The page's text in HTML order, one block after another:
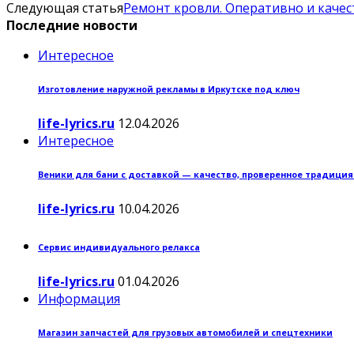
Следующая статьяРемонт кровли. Оперативно и
Последние новости
Интересное
Изготовление наружной рекламы в Иркутске под ключ
life-lyrics.ru 12.04.2026
Интересное
Веники для бани с доставкой — качество, проверенное
life-lyrics.ru 10.04.2026
Сервис индивидуального релакса
life-lyrics.ru 01.04.2026
Информация
Магазин запчастей для грузовых автомобилей и спецтехники